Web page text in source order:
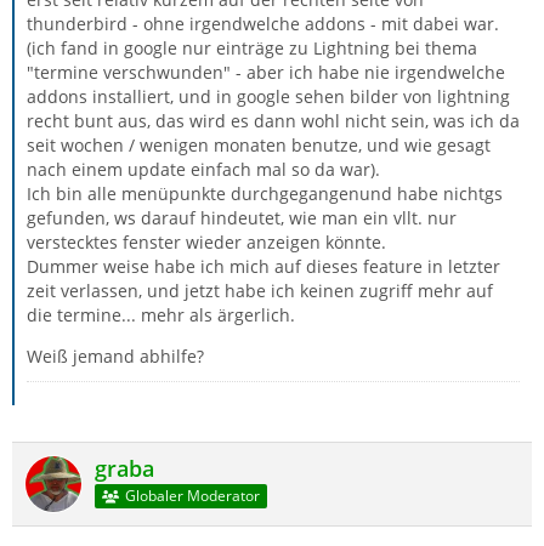
thunderbird - ohne irgendwelche addons - mit dabei war.
(ich fand in google nur einträge zu Lightning bei thema
"termine verschwunden" - aber ich habe nie irgendwelche
addons installiert, und in google sehen bilder von lightning
recht bunt aus, das wird es dann wohl nicht sein, was ich da
seit wochen / wenigen monaten benutze, und wie gesagt
nach einem update einfach mal so da war).
Ich bin alle menüpunkte durchgegangenund habe nichtgs
gefunden, ws darauf hindeutet, wie man ein vllt. nur
verstecktes fenster wieder anzeigen könnte.
Dummer weise habe ich mich auf dieses feature in letzter
zeit verlassen, und jetzt habe ich keinen zugriff mehr auf
die termine... mehr als ärgerlich.
Weiß jemand abhilfe?
graba
Globaler Moderator